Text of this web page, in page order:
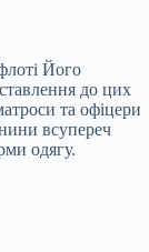
Його
до цих
та офіцери
всупереч
одягу.